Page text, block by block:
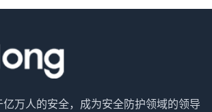
万人的安全，成为安全防护领域的领导